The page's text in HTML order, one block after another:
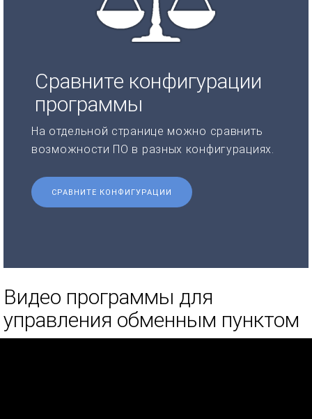
Сравните конфигурации
программы
На отдельной странице можно сравнить
возможности ПО в разных конфигурациях.
СРАВНИТЕ КОНФИГУРАЦИИ
Видео программы для
управления обменным пунктом